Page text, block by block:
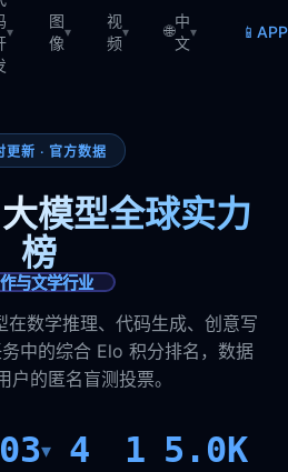
▾
图
像
▾
视
频
▾ 🌐
中
文
▾ 📱
更新 · 官方数据
模型全球实力
榜
与文学行业
在数学推理、代码生成、创意写
中的综合 Elo 积分排名，数据
户的匿名盲测投票。
▾ 4 1 5.0K